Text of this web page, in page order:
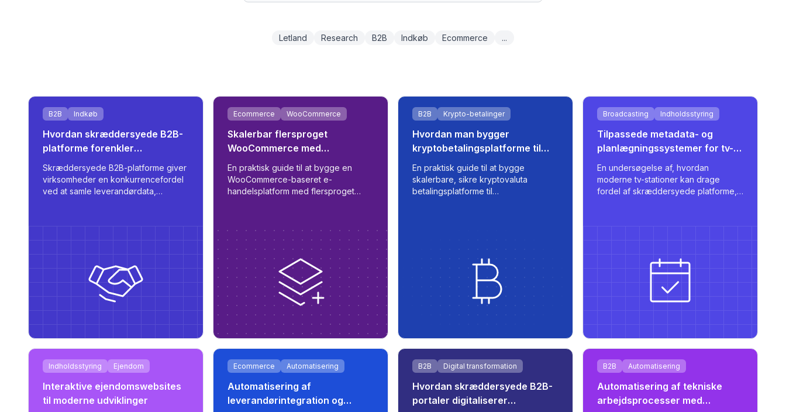
Letland Research B2B Indkøb Ecommerce ...
B2B Indkøb
Hvordan skræddersyede B2B-
platforme forenkler
leverandørintegration
Skræddersyede B2B-platforme giver
virksomheder en konkurrencefordel
ved at samle leverandørdata,
Ecommerce WooCommerce
Skalerbar flersproget
WooCommerce med
leverandør- og ERP-integration
En praktisk guide til at bygge en
WooCommerce-baseret e-
handelsplatform med flersproget
B2B Krypto-betalinger
Hvordan man bygger
kryptobetalingsplatforme til
handelsvirksomheder
En praktisk guide til at bygge
skalerbare, sikre kryptovaluta
betalingsplatforme til
Broadcasting Indholdsstyring
Tilpassede metadata- og
planlægningssystemer for tv-
stationer
En undersøgelse af, hvordan
moderne tv-stationer kan drage
fordel af skræddersyede platforme,
Indholdsstyring Ejendom
Interaktive ejendomswebsites
til moderne udviklinger
Ecommerce Automatisering
Automatisering af
leverandørintegration og
B2B Digital transformation
Hvordan skræddersyede B2B-
portaler digitaliserer
B2B Automatisering
Automatisering af tekniske
arbejdsprocesser med